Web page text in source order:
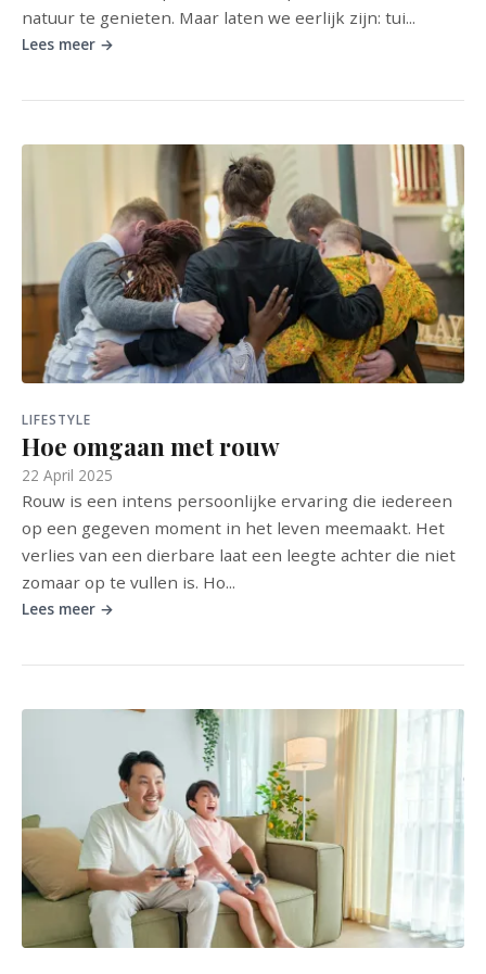
natuur te genieten. Maar laten we eerlijk zijn: tui...
Lees meer →
LIFESTYLE
Hoe omgaan met rouw
22 April 2025
Rouw is een intens persoonlijke ervaring die iedereen
op een gegeven moment in het leven meemaakt. Het
verlies van een dierbare laat een leegte achter die niet
zomaar op te vullen is. Ho...
Lees meer →